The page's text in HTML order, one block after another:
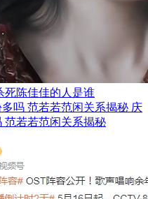
死陈佳佳的人是谁
庆
范若若范闲关系揭秘